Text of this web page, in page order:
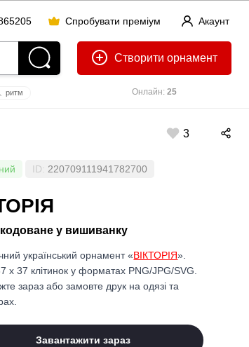
Акаунт
Спробувати преміум
Створити
Онлайн: 25
ритм
3
ID: 220709111941782700
у вишиванку
український орнамент «ВІКТОРІЯ».
x 37 клітинок у форматах PNG/JPG/SVG.
зараз або замовте друк на одязі та
Завантажити зараз